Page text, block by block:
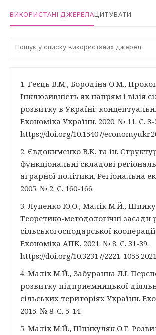
ВИКОРИСТАНІ ДЖЕРЕЛАЦИТУВАТИ
1. Геєць В.М., Бородіна О.М.,
Інклюзивність як напрям і візія
розвитку в Україні:
Економіка України. 2020. № 11. С. 3-
https://doi.org/10.15407/
2. Євдокименко В.К. та ін.
функціональні складові
аграрної політики. Регіональна
2005. № 2. С. 160-166.
3. Лупенко Ю.О., Малік М.Й.,
Теоретико-методологічні засади
сільськогосподарської
Економіка АПК. 2021. № 8. С. 31-39.
https://doi.org/10.32317/2221-
4. Малік М.Й., Забуранна Л.І.
розвитку підприємницької
сільських територіях України.
2015. № 8. С. 5-14.
5. Малік М.Й., Шпикуляк О.Г.